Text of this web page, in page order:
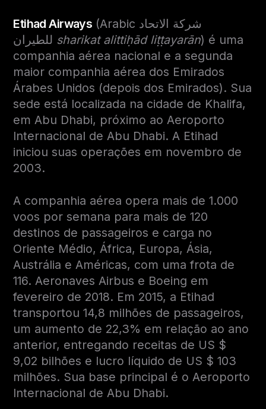
Etihad Airways (Arabic شركة الاتحاد
للطيران sharikat alittiḥād liṭṭayarān) é uma
companhia aérea nacional e a segunda
maior companhia aérea dos Emirados
Árabes Unidos (depois dos Emirados). Sua
sede está localizada na cidade de Khalifa,
em Abu Dhabi, próximo ao Aeroporto
Internacional de Abu Dhabi. A Etihad
iniciou suas operações em novembro de
2003.
A companhia aérea opera mais de 1.000
voos por semana para mais de 120
destinos de passageiros e carga no
Oriente Médio, África, Europa, Ásia,
Austrália e Américas, com uma frota de
116.Aeronaves Airbus e Boeing em
fevereiro de 2018. Em 2015, a Etihad
transportou 14,8 milhões de passageiros,
um aumento de 22,3% em relação ao ano
anterior, entregando receitas de US $
9,02 bilhões e lucro líquido de US $ 103
milhões. Sua base principal é o Aeroporto
Internacional de Abu Dhabi.